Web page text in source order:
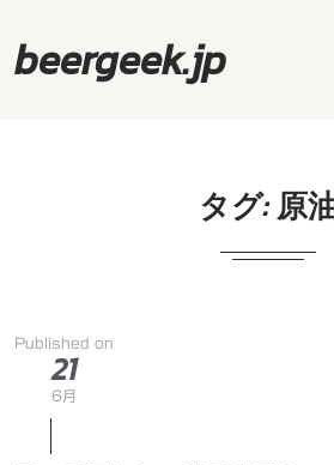
beergeek.jp
タグ:原
Published on
21
6月